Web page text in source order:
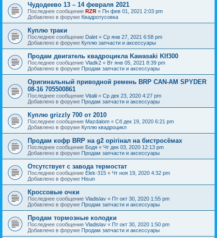
Чудодеево 13 – 14 февраля 2021
Последнее сообщение RZR « Пн фев 01, 2021 2:03 pm
Добавлено в форуме Квадротусовка
Куплю траки
Последнее сообщение Dalet « Ср янв 27, 2021 6:58 pm
Добавлено в форуме Куплю запчасти и аксессуары
Продам двигатель квадроцикла Kawasaki Klf300
Последнее сообщение Vladk2 « Вт янв 05, 2021 8:39 pm
Добавлено в форуме Продам запчасти и аксессуары
Оригинальный приводной ремень BRP CAN-AM SPYDER
08-16 705500861
Последнее сообщение Vitalii « Ср дек 23, 2020 4:27 pm
Добавлено в форуме Продам запчасти и аксессуары
Куплю grizzly 700 от 2010
Последнее сообщение Mazdalom « Сб дек 19, 2020 6:21 pm
Добавлено в форуме Куплю квадроцикл
Продам кофр BRP на g2 орігінал на бистросёмах
Последнее сообщение Бодя « Чт дек 03, 2020 12:13 pm
Добавлено в форуме Продам запчасти и аксессуары
Отсутствует с завода термостат
Последнее сообщение Elek-315 « Чт ноя 19, 2020 4:32 pm
Добавлено в форуме Hisun
Кроссовые очки
Последнее сообщение Vladislav « Пт окт 30, 2020 1:55 pm
Добавлено в форуме Продам запчасти и аксессуары
Продам тормозные колодки
Последнее сообщение Vladislav « Пт окт 30, 2020 1:50 pm
Добавлено в форуме Продам запчасти и аксессуары